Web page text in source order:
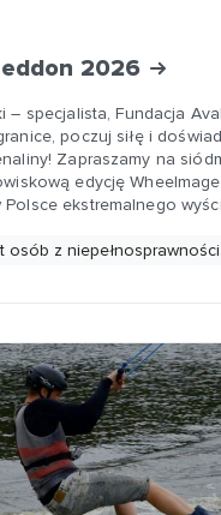
2026
– specjalista, Fundacja
poczuj siłę i
Zapraszamy na
edycję
ekstremalnego
osób z